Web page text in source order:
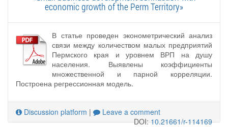
economic growth of the Perm Territory»
В статье проведен эконометрический анализ
связи между количеством малых предприятий
Пермского края и уровнем ВРП на душу
населения. Выявлены коэффициенты
множественной и парной корреляции.
Построена регрессионная модель.
Discussion platform |
Leave a comment
DOI:10.21661/r-114169